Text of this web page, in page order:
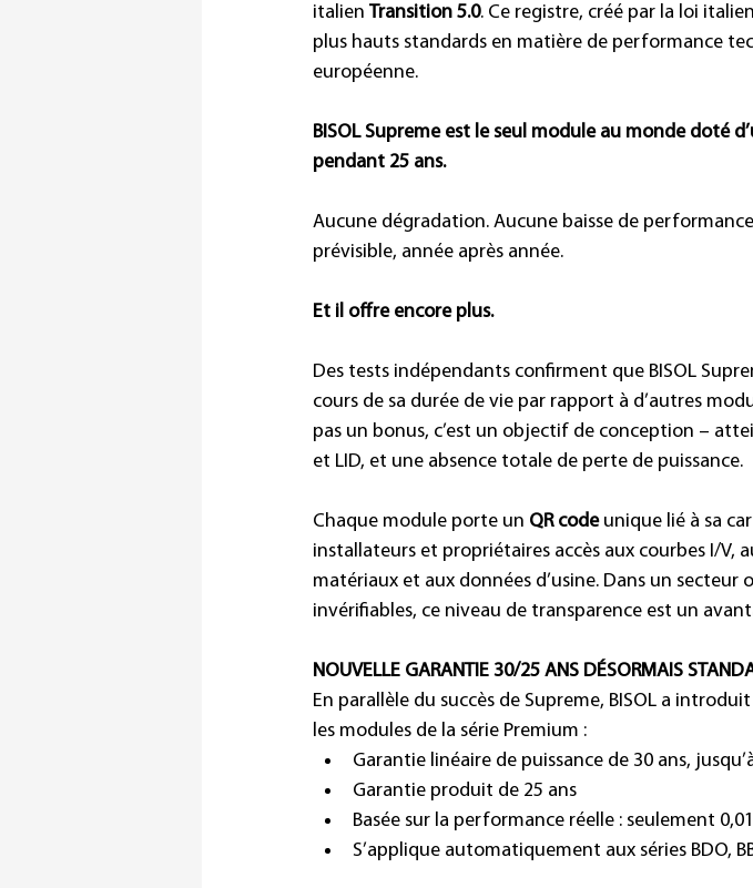
italien Transition 5.0. Ce registre, créé par la loi
plus hauts standards en matière de performance
européenne.
BISOL Supreme est le seul module au monde doté
pendant 25 ans.
Aucune dégradation. Aucune baisse de
prévisible, année après année.
Et il offre encore plus.
Des tests indépendants confirment que BISOL
cours de sa durée de vie par rapport à d’autres
pas un bonus, c’est un objectif de conception –
et LID, et une absence totale de perte de puissance.
Chaque module porte un QR code unique lié à sa
installateurs et propriétaires accès aux courbes I/V,
matériaux et aux données d’usine. Dans un
invérifiables, ce niveau de transparence est un
NOUVELLE GARANTIE 30/25 ANS DÉSORMAIS
En parallèle du succès de Supreme, BISOL a
les modules de la série Premium :
Garantie linéaire de puissance de 30 ans,
Garantie produit de 25 ans
Basée sur la performance réelle : seulement
S’applique automatiquement aux séries BDO,